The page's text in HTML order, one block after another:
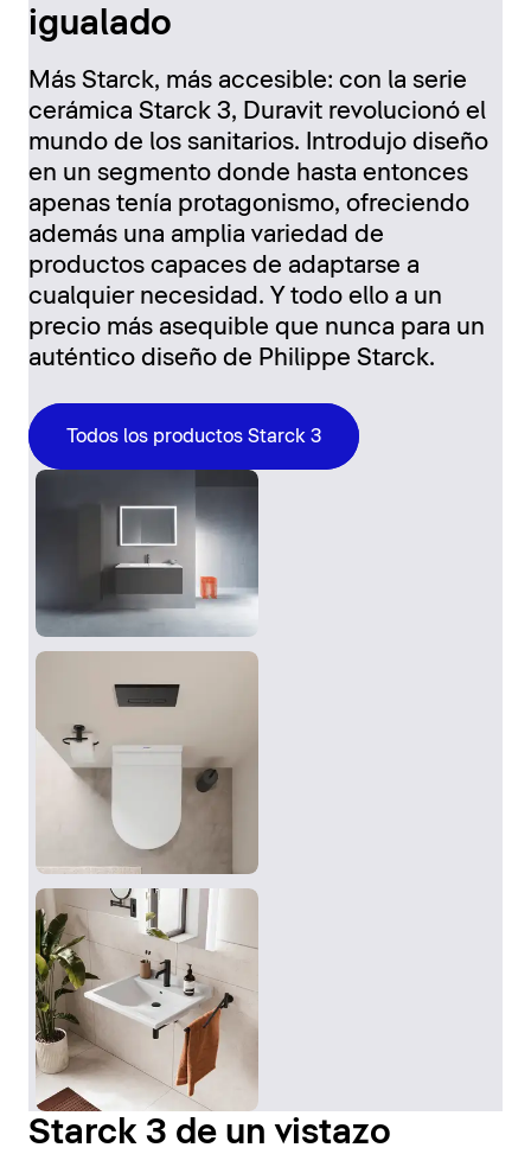
igualado
Más Starck, más accesible: con la serie
cerámica Starck 3, Duravit revolucionó el
mundo de los sanitarios. Introdujo diseño
en un segmento donde hasta entonces
apenas tenía protagonismo, ofreciendo
además una amplia variedad de
productos capaces de adaptarse a
cualquier necesidad. Y todo ello a un
precio más asequible que nunca para un
auténtico diseño de Philippe Starck.
Todos los productos Starck 3
Starck 3 de un vistazo